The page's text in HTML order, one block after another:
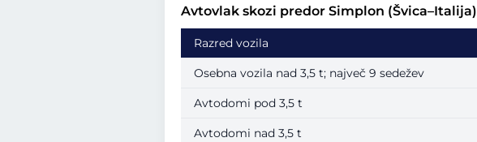
Avtovlak skozi predor Simplon (Švica–Italija)
Razred vozila
Osebna vozila nad 3,5 t; največ 9 sedežev
Avtodomi pod 3,5 t
Avtodomi nad 3,5 t